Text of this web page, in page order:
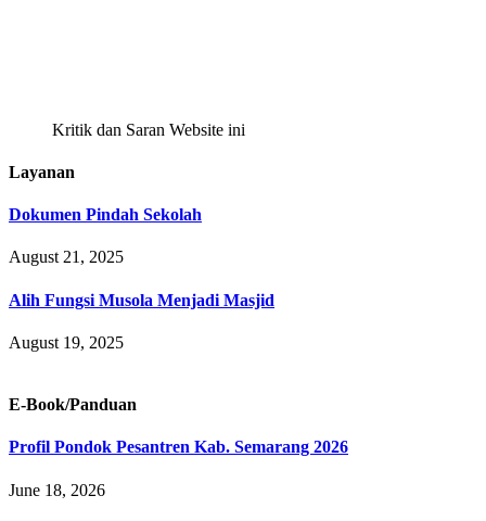
Kritik dan Saran Website ini
Layanan
Dokumen Pindah Sekolah
August 21, 2025
Alih Fungsi Musola Menjadi Masjid
August 19, 2025
E-Book/Panduan
Profil Pondok Pesantren Kab. Semarang 2026
June 18, 2026